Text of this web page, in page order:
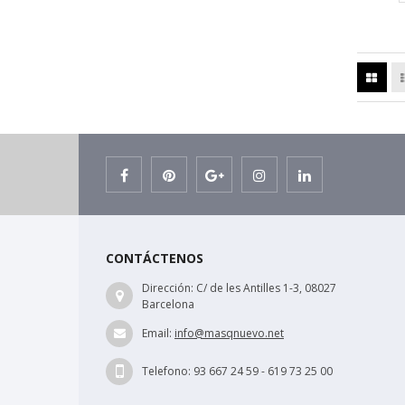
CONTÁCTENOS
Dirección: C/ de les Antilles 1-3, 08027
Barcelona
Email: info@masqnuevo.net
Telefono: 93 667 24 59 - 619 73 25 00